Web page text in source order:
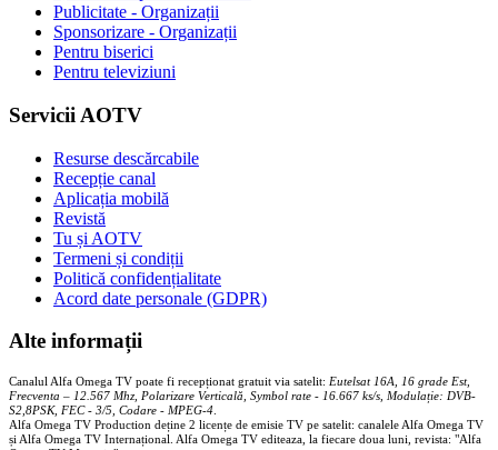
Publicitate - Organizații
Sponsorizare - Organizații
Pentru biserici
Pentru televiziuni
Servicii AOTV
Resurse descărcabile
Recepție canal
Aplicația mobilă
Revistă
Tu și AOTV
Termeni și condiții
Politică confidențialitate
Acord date personale (GDPR)
Alte informații
Canalul Alfa Omega TV poate fi recepționat gratuit via satelit: Eutelsat 16A, 16 grade Est,
Frecventa – 12.567 Mhz, Polarizare Verticală, Symbol rate - 16.667 ks/s, Modulație: DVB-
S2,8PSK, FEC - 3/5, Codare - MPEG-4
Alfa Omega TV Production deține 2 licențe de emisie TV pe satelit: canalele Alfa Omega TV
și Alfa Omega TV Internațional. Alfa Omega TV editeaza, la fiecare doua luni, revista: "Alfa